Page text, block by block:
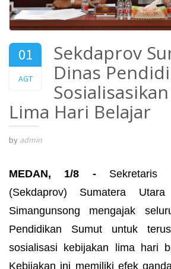
01
AGT
2025
Sekdaprov
Dinas
Lima Hari Belajar
by admin
MEDAN, 1/8 -
Sekretaris
(Sekdaprov) Sumatera
Simangunsong mengajak
Pendidikan Sumut untuk
sosialisasi kebijakan lima hari
Kebijakan ini memiliki efek